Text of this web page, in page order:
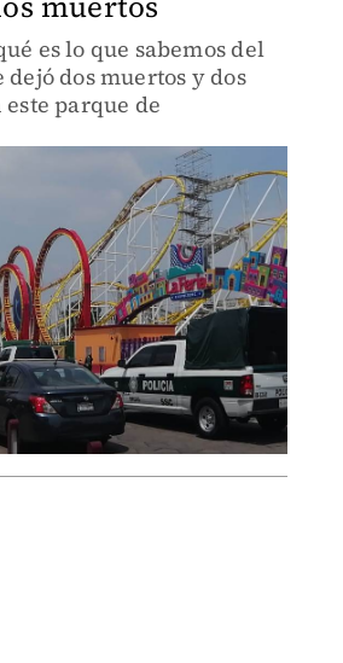
es lo que sabemos del
dejó dos muertos y dos
parque de